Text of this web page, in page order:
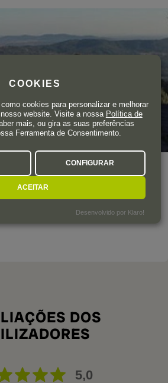
em 2016 por um grupo de grandes
quais os Master of Wine
, o enólogo bascoGorka Izagirree o
DOS
5,0
COOKIES
cookies para personalizar e melhorar
website. Visite a nossa Política de
mais, ou gira as suas preferências
Ferramenta de Consentimento.
CONFIGURAR
ACEITAR
Desenvolvido por Klaro!